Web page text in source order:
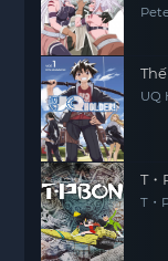
UQ
T・
T・